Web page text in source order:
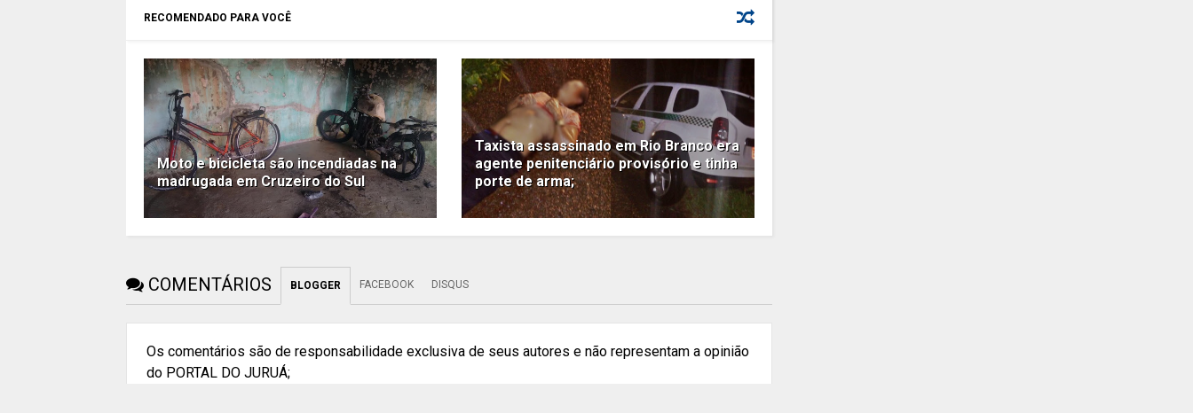
RECOMENDADO PARA VOCÊ
Moto e bicicleta são incendiadas na
madrugada em Cruzeiro do Sul
Taxista assassinado em Rio Branco era
agente penitenciário provisório e tinha
porte de arma;
COMENTÁRIOS BLOGGER FACEBOOK DISQUS
Os comentários são de responsabilidade exclusiva de seus autores e não representam a opinião
do PORTAL DO JURUÁ;